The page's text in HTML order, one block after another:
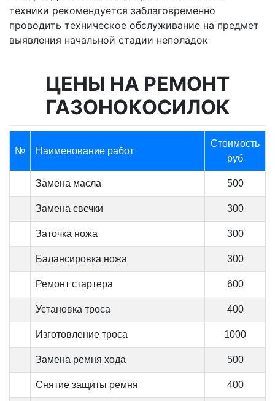
техники рекомендуется заблаговременно
проводить техническое обслуживание на предмет
выявления начальной стадии неполадок
ЦЕНЫ НА РЕМОНТ
ГАЗОНОКОСИЛОК
№ Наименование работ
Стоимость
руб
Замена масла 500
Замена свечки 300
Заточка ножа 300
Балансировка ножа 300
Ремонт стартера 600
Установка троса 400
Изготовление троса 1000
Замена ремня хода 500
Снятие защиты ремня 400